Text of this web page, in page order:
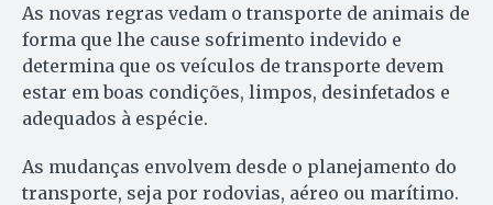
As novas regras vedam o transporte de animais de
forma que lhe cause sofrimento indevido e
determina que os veículos de transporte devem
estar em boas condições, limpos, desinfetados e
adequados à espécie.
As mudanças envolvem desde o planejamento do
transporte, seja por rodovias, aéreo ou marítimo.